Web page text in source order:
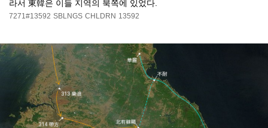
라서 東韓은 이들 지역의 북쪽에 있었다.
7271#13592 SBLNGS CHLDRN 13592